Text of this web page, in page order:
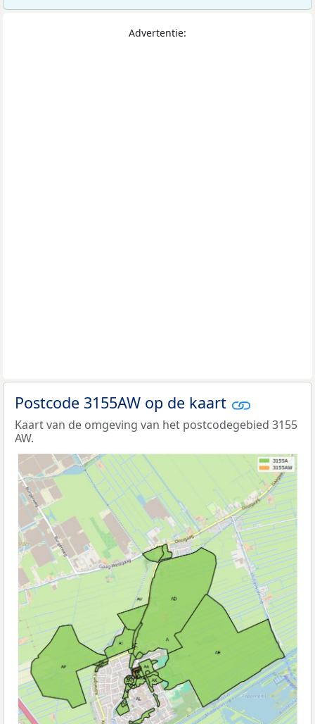
Advertentie:
Postcode 3155AW op de kaart
Kaart van de omgeving van het postcodegebied 3155
AW.